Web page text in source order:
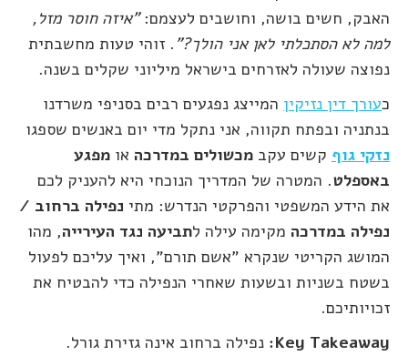
האבק, חשים בושה, וחושבים לעצמם:"איזה חוסר מזל,
למה לא הסתכלתי לאן אני הולך?" . זוהי טעות מחשבתית
נפוצה שעולה לאזרחים בישראל מיליוני שקלים בשנה.
כעורך דין נזיקין המייצג נפגעים רבים בסניפי משרדנו
בנתניה ובפתח תקווה, אני נתקל מדי יום באנשים שספגו
נזקי גוף קשים עקב מכשולים במדרכה או מפגע
באספלט. המטרה של המדריך הנוכחי היא להעניק לכם
את הידע המשפטי והפרקטי הנדרש: מתי נפילה ברחוב /
נפילה במדרכה מקימה עילה לתביעה נגד העירייה, מהו
המושג הקריטי שנקרא "אשם תורם", ואיך עליכם לפעול
בשטח בשניות ובשעות שאחרי הנפילה כדי להבטיח את
זכויותיכם.
Key Takeaway: נפילה ברחוב אינה גזירת גורל.